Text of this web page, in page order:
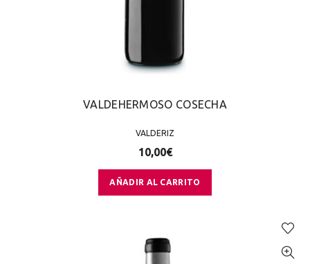
VALDEHERMOSO COSECHA
VALDERIZ
10,00€
AÑADIR AL CARRITO